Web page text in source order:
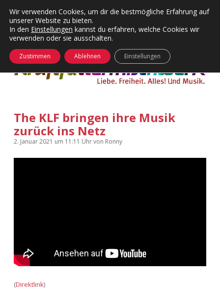
Kategorien
Menü
24 Hours Chilling
Die Wende
KFMW-Disco
kfmw.stuff
Wandnotizen
KFMW-Disco
Dates
Contact
Adventskalender
öffnen
Adventskalender 2014
öffnen
The KLF bringen ihre Musik
zurück ins Netz
2. Januar 2021 um 11:11 Uhrvon Ronny
(Direktlink)
Wir verwenden Cookies, um dir die bestmögliche Erfahrung auf
unserer Website zu bieten.
In den Einstellungen kannst du erfahren, welche Cookies wir
verwenden oder sie ausschalten.
Zustimmen Ablehnen Einstellungen